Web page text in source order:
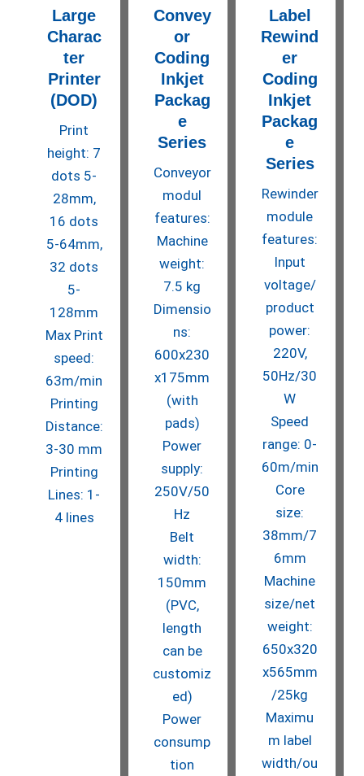
Large
Charac
ter
Printer
(DOD)
Print
height: 7
dots 5-
28mm,
16 dots
5-64mm,
32 dots
5-
128mm
Max Print
speed:
63m/min
Printing
Distance:
3-30 mm
Printing
Lines: 1-
4 lines
Convey
or
Coding
Inkjet
Packag
e
Series
Conveyor
modul
features:
Machine
weight:
7.5 kg
Dimensio
ns:
600x230
x175mm
(with
pads)
Power
supply:
250V/50
Hz
Belt
width:
150mm
(PVC,
length
can be
customiz
ed)
Power
consump
tion
Label
Rewind
er
Coding
Inkjet
Packag
e
Series
Rewinder
module
features:
Input
voltage/
product
power:
220V,
50Hz/30
W
Speed
range: 0-
60m/min
Core
size:
38mm/7
6mm
Machine
size/net
weight:
650x320
x565mm
/25kg
Maximu
m label
width/ou